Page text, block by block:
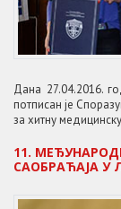
Дана 27.04.2016.
потписан је
за хитну
11.
САОБРАЋАЈА У